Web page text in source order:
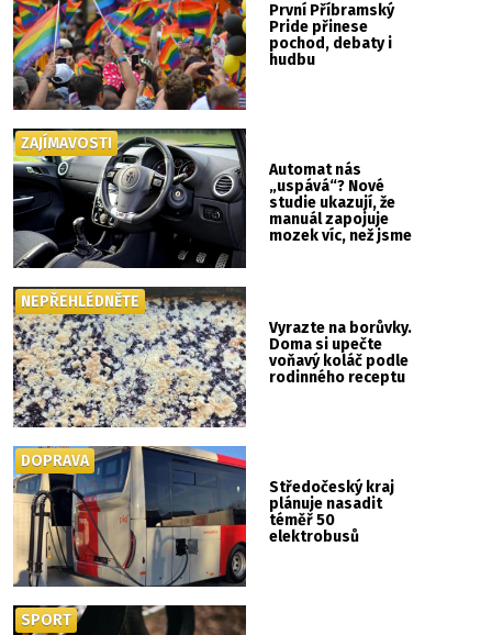
První Příbramský
Pride přinese
pochod, debaty i
hudbu
Automat nás
„uspává“? Nové
studie ukazují, že
manuál zapojuje
mozek víc, než jsme
ZAJÍMAVOSTI
Vyrazte na borůvky.
Doma si upečte
voňavý koláč podle
rodinného receptu
NEPŘEHLÉDNĚTE
Středočeský kraj
plánuje nasadit
téměř 50
elektrobusů
DOPRAVA
SPORT